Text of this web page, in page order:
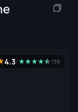
4.3 ★★★★★
☆739